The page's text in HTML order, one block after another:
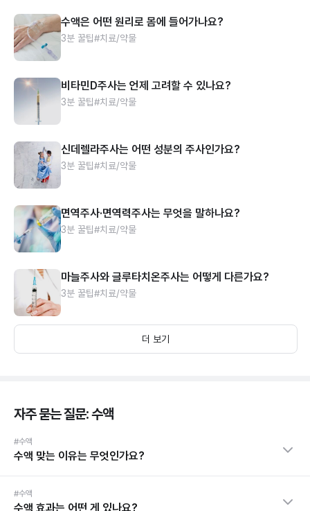
수액은 어떤 원리로 몸에 들어가나요?
3분 꿀팁#치료/약물
비타민D주사는 언제 고려할 수 있나요?
3분 꿀팁#치료/약물
신데렐라주사는 어떤 성분의 주사인가요?
3분 꿀팁#치료/약물
면역주사·면역력주사는 무엇을 말하나요?
3분 꿀팁#치료/약물
마늘주사와 글루타치온주사는 어떻게 다른가요?
3분 꿀팁#치료/약물
더 보기
자주 묻는 질문: 수액
#수액
수액 맞는 이유는 무엇인가요?
#수액
수액 효과는 어떤 게 있나요?